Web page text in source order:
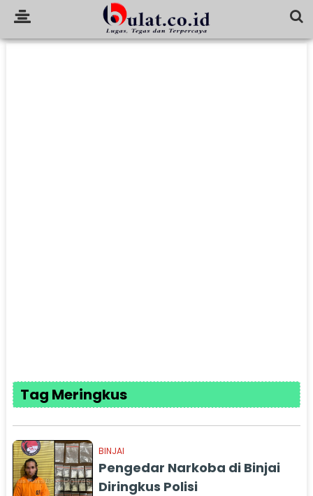
Tag Meringkus
BINJAI
Pengedar Narkoba di Binjai
Diringkus Polisi